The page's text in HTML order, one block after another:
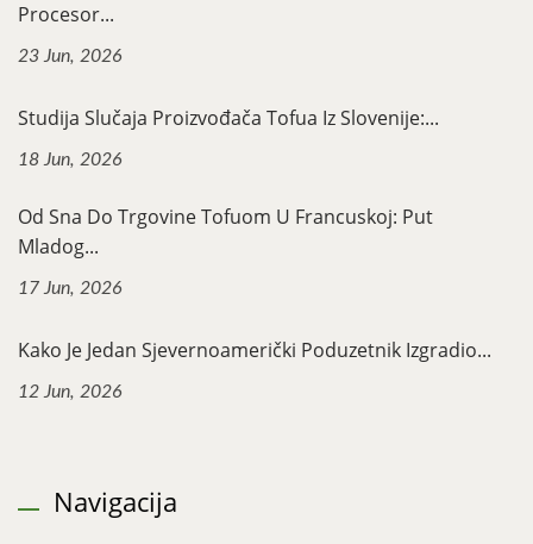
Procesor...
23 Jun, 2026
Studija Slučaja Proizvođača Tofua Iz Slovenije:...
18 Jun, 2026
Od Sna Do Trgovine Tofuom U Francuskoj: Put
Mladog...
17 Jun, 2026
Kako Je Jedan Sjevernoamerički Poduzetnik Izgradio...
12 Jun, 2026
Navigacija